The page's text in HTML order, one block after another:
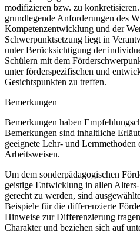
modifizieren bzw. zu
grundlegende Anforderungen des
Kompetenzentwicklung und der
Schwerpunktsetzung liegt in
unter Berücksichtigung der
Schülern mit dem
unter förderspezifischen und
Gesichtspunkten zu treffen.
Bemerkungen
Bemerkungen haben
Bemerkungen sind inhaltliche
geeignete Lehr- und Lernmethoden
Arbeitsweisen.
Um dem sonderpädagogischen
geistige Entwicklung in allen
gerecht zu werden, sind
Beispiele für die differenzierte
Hinweise zur Differenzierung
Charakter und beziehen sich auf